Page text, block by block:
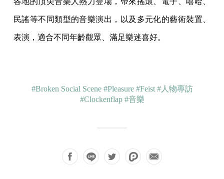
民謠等不同類型的音樂演出，以及多元化的藝術裝置、
表演，適合不同年齡觀眾、滿足樂迷喜好。
#Broken Social Scene #Pleasure #Feist #人物專訪
#Clockenflap #音樂